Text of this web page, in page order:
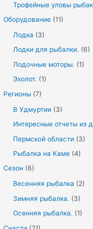
Трофейные уловы
Оборудование (11)
Лодка (3)
Лодки для рыбалки. (6)
Лодочные моторы. (1)
Эхолот. (1)
Регионы (7)
В Удмуртии (3)
Интересные отчеты из
Пермской области (3)
Рыбалка на Каме (4)
Сезон (6)
Весенняя рыбалка (2)
Зимняя рыбалка. (3)
Осенняя рыбалка. (1)